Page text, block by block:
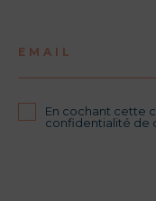
EMAIL
En cochant cette
confidentialité de